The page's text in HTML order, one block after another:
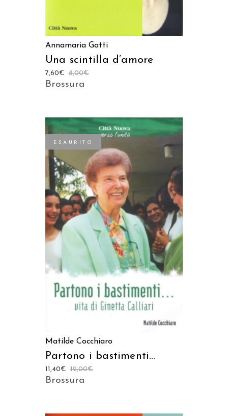
Annamaria Gatti
Una scintilla d’amore
8,00€
7,60€
Brossura
ESAURITO
LEGGI TUTTO
Matilde Cocchiaro
Partono i bastimenti…
12,00€
11,40€
Brossura